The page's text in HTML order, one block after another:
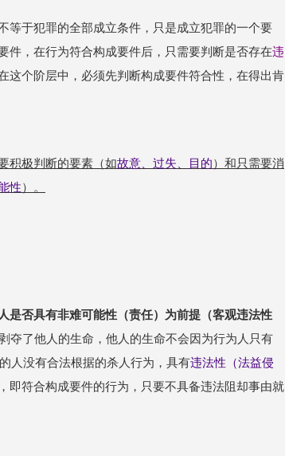
等于犯罪的全部成立条件，只是成立犯罪的一个要
件，在行为符合构成要件后，只需要判断是否存在违
这个阶层中，必须先判断构成要件符合性，在得出肯
积极判断的要素（如故意、过失、目的）和只需要消
性）。
是否具有非难可能性（责任）为前提（客观违法性
夺了他人的生命，他人的生命不会因为行为人只有
人没有合法根据的杀人行为，具有违法性（法益侵
即符合构成要件的行为，只要不具备违法阻却事由就